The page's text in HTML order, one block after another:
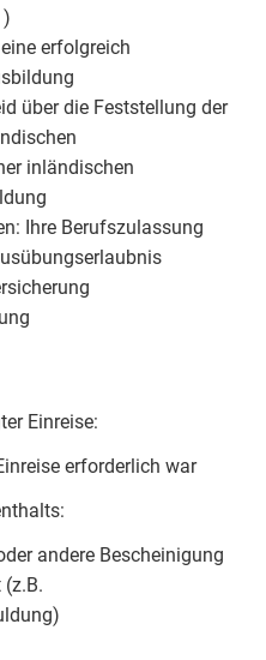
)
erfolgreich
über die Feststellung der
inländischen
Ihre Berufszulassung
Einreise:
erforderlich war
andere Bescheinigung